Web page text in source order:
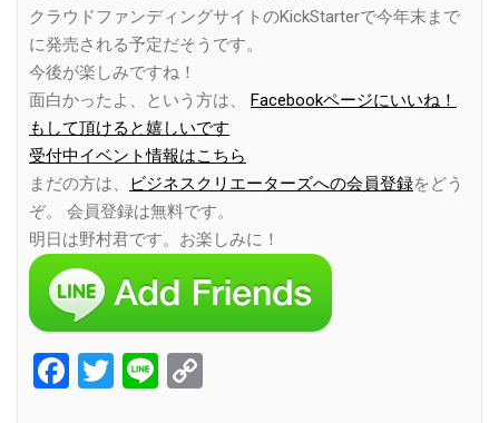
クラウドファンディングサイトのKickStarterで今年末まで
に発売される予定だそうです。
今後が楽しみですね！
面白かったよ、という方は、 Facebookページにいいね！
もして頂けると嬉しいです
受付中イベント情報はこちら
まだの方は、
ビジネスクリエーターズへの会員登録をどう
ぞ。 会員登録は無料です。
明日は野村君です。お楽しみに！
Facebook
Twitter
Line